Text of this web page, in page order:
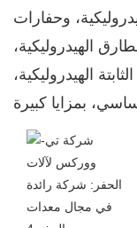
وحفارات
الهيدروليكية،
الهيدروليكية،